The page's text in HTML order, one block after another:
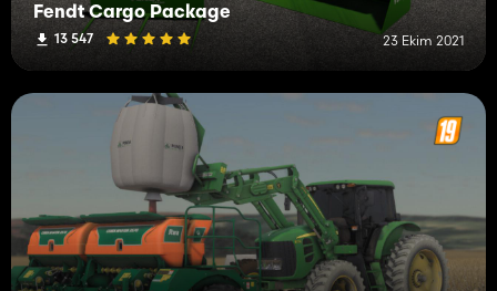
Fendt Cargo Package
13 547 23 Ekim 2021